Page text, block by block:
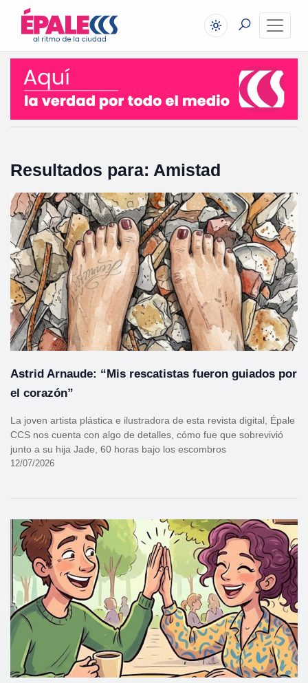
Resultados para: Amistad
Astrid Arnaude: “Mis rescatistas fueron guiados por
el corazón”
La joven artista plástica e ilustradora de esta revista digital, Épale
CCS nos cuenta con algo de detalles, cómo fue que sobrevivió
junto a su hija Jade, 60 horas bajo los escombros
12/07/2026